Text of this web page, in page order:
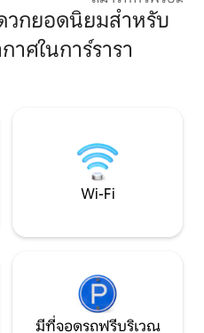
ร - 🚍 1 นาที
ห้องในหิน
อชั้นเลิศ
Amazon Prime ร
เครื่องทำความร้อ
ทะเลและใจกลางเมือง ตั้งอยู่ใน
ผ่อนของคุณตอน
วกยอดนิยมสำหรับ
ศในการ์รารา
Wi-Fi
มีที่จอดรถฟรีบริเวณ